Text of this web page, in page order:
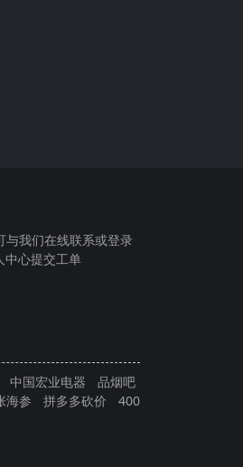
与我们在线联系或登录
中心提交工单
中国宏业电器
品烟吧
海参 拼多多砍价
400